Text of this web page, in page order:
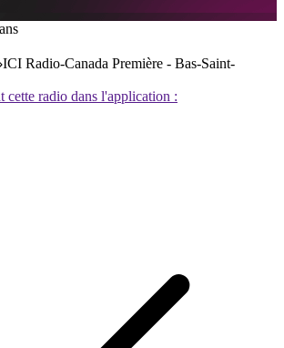
ICI Radio-Canada Première - Bas-Saint-
cette radio dans l'application :